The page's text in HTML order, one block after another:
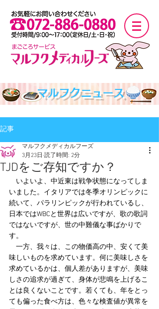
マルフクニュース
記事
TJDをご存知ですか？
マルフクメディカルフーズ
3月23日 読了時間: 2分
いよいよ、中近東は戦争状態になってしま
いました。イタリアでは冬季オリンピックに
続いて、パラリンピックが行われているし、
日本ではWBCと世界は広いですが、歌の歌詞
ではないですが、世の中難儀な事ばかりで
す。
一方、我々は、この物価高の中、安くて美
味しいものを求めています。何に美味しさを
求めているかは、個人差がありますが、美味
しさの追求が過ぎて、身体が悲鳴を上げるこ
とは良くないことです。若くても、年をとっ
ても偏った食べ方は、色々な検査値が異常を